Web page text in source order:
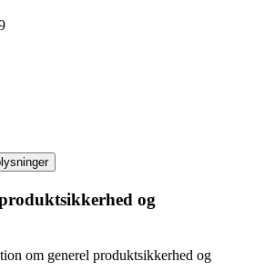
og
om generel produktsikkerhed og